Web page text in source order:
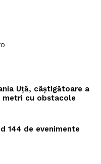
Uță, câștigătoare a
cu obstacole
144 de evenimente